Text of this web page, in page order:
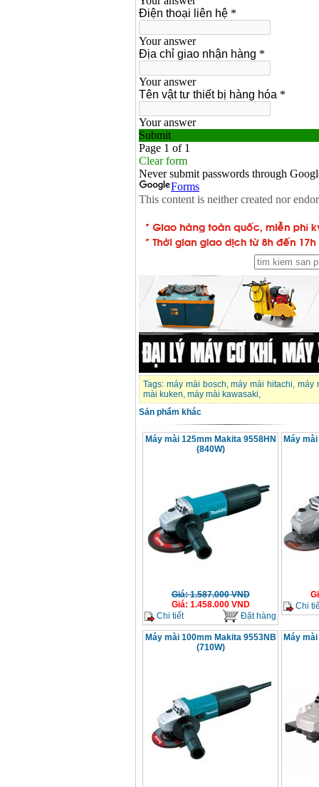
Tags: máy mài bosch,máy mài hitachi, máy
mài kuken, máy mài kawasaki,
Sản phẩm khác
Máy mài 125mm Makita 9558HN
(840W)
Giá:1.587.000VND
Giá: 1.458.000VND
Chi tiết
Đặt hàng
Máy
Chi
Máy mài 100mm Makita 9553NB
(710W)
Máy